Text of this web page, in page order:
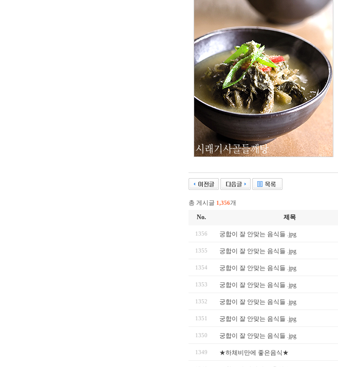
총 게시글 1,356개
No.
제목
1356 궁합이 잘 안맞는 음식들 .jpg
1355 궁합이 잘 안맞는 음식들 .jpg
1354 궁합이 잘 안맞는 음식들 .jpg
1353 궁합이 잘 안맞는 음식들 .jpg
1352 궁합이 잘 안맞는 음식들 .jpg
1351 궁합이 잘 안맞는 음식들 .jpg
1350 궁합이 잘 안맞는 음식들 .jpg
1349 ★하체비만에 좋은음식★